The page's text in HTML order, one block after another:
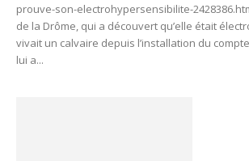
prouve-son-electrohypersensibilite-
de la Drôme, qui a découvert qu’elle était
vivait un calvaire depuis l’installation du
lui a...